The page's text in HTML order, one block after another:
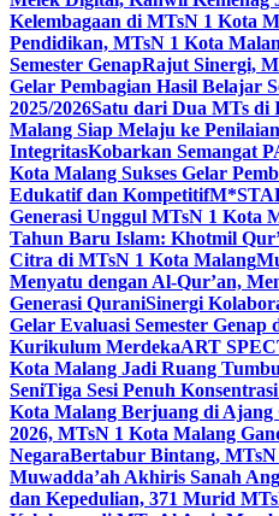
Kelembagaan di MTsN 1 Kota
Pendidikan, MTsN 1 Kota
Semester GenapRajut Sinergi,
Gelar Pembagian Hasil Belajar
2025/2026Satu dari Dua MTs di
Malang Siap Melaju ke
IntegritasKobarkan Semangat
Kota Malang Sukses Gelar
Edukatif dan Kompetitif
Generasi Unggul MTsN 1 Kota
Tahun Baru Islam: Khotmil
Citra di MTsN 1 Kota Malang
Menyatu dengan Al-Qur’an,
Generasi QuraniSinergi
Gelar Evaluasi Semester
Kurikulum MerdekaART
Kota Malang Jadi Ruang
SeniTiga Sesi Penuh
Kota Malang Berjuang di Ajang
2026, MTsN 1 Kota Malang
NegaraBertabur Bintang, MTsN
Muwadda’ah Akhiris Sanah
dan Kepedulian, 371 Murid